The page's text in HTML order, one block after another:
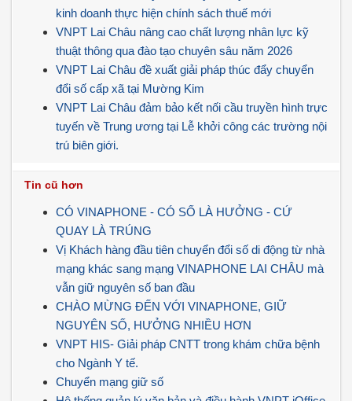
kinh doanh thực hiện chính sách thuế mới
VNPT Lai Châu nâng cao chất lượng nhân lực kỹ
thuật thông qua đào tạo chuyên sâu năm 2026
VNPT Lai Châu đề xuất giải pháp thúc đẩy chuyển
đổi số cấp xã tại Mường Kim
VNPT Lai Châu đảm bảo kết nối cầu truyền hình trực
tuyến về Trung ương tại Lễ khởi công các trường nội
trú biên giới.
Tin cũ hơn
CÓ VINAPHONE - CÓ SỐ LÀ HƯỞNG - CỨ
QUAY LÀ TRÚNG
Vị Khách hàng đầu tiên chuyển đổi số di động từ nhà
mạng khác sang mạng VINAPHONE LAI CHÂU mà
vẫn giữ nguyên số ban đầu
CHÀO MỪNG ĐẾN VỚI VINAPHONE, GIỮ
NGUYÊN SỐ, HƯỞNG NHIỀU HƠN
VNPT HIS- Giải pháp CNTT trong khám chữa bệnh
cho Ngành Y tế.
Chuyển mạng giữ số